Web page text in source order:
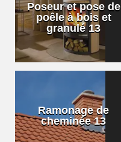
Poseur et pose de
poêle à bois et
granulé 13
Ramonage de
cheminée 13